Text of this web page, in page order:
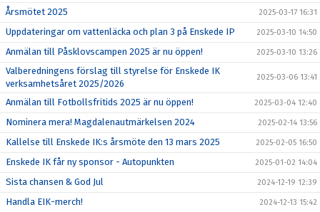
Årsmötet 2025 2025-03-17 16:31
Uppdateringar om vattenläcka och plan 3 på Enskede IP 2025-03-10 14:50
Anmälan till Påsklovscampen 2025 är nu öppen! 2025-03-10 13:26
Valberedningens förslag till styrelse för Enskede IK
verksamhetsåret 2025/2026
2025-03-06 13:41
Anmälan till Fotbollsfritids 2025 är nu öppen! 2025-03-04 12:40
Nominera mera! Magdalenautmärkelsen 2024 2025-02-14 13:56
Kallelse till Enskede IK:s årsmöte den 13 mars 2025 2025-02-05 16:50
Enskede IK får ny sponsor - Autopunkten 2025-01-02 14:04
Sista chansen & God Jul 2024-12-19 12:39
Handla EIK-merch! 2024-12-13 15:42